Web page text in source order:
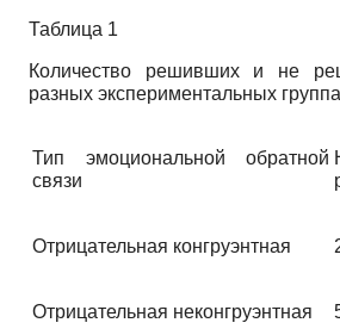
Таблица 1
Количество решивших и не
разных экспериментальных
Тип эмоциональной обратной
связи
Отрицательная конгруэнтная
Отрицательная неконгруэнтная